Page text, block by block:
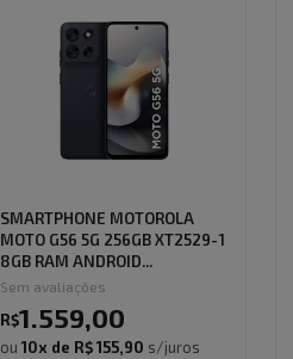
SMARTPHONE MOTOROLA
MOTO G56 5G 256GB XT2529-1
8GB RAM ANDROID...
Sem avaliações
R$1.559,00
ou 10x de R$ 155,90 s/juros